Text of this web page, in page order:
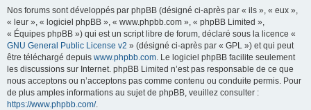
Nos forums sont développés par phpBB (désigné ci-après par « ils », « eux »,
« leur », « logiciel phpBB », « www.phpbb.com », « phpBB Limited »,
« Équipes phpBB ») qui est un script libre de forum, déclaré sous la licence «
GNU General Public License v2 » (désigné ci-après par « GPL ») et qui peut
être téléchargé depuis www.phpbb.com. Le logiciel phpBB facilite seulement
les discussions sur Internet. phpBB Limited n’est pas responsable de ce que
nous acceptons ou n’acceptons pas comme contenu ou conduite permis. Pour
de plus amples informations au sujet de phpBB, veuillez consulter :
https://www.phpbb.com/.